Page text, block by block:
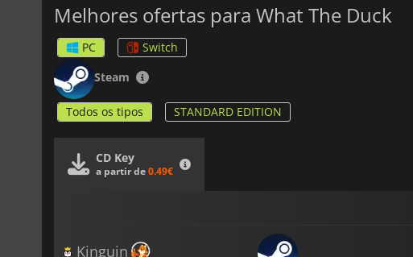
Melhores ofertas para What The Duck
PC
Switch
Steam
Todos os tipos STANDARD EDITION
CD Key
a partir de0.49€
Kinguin